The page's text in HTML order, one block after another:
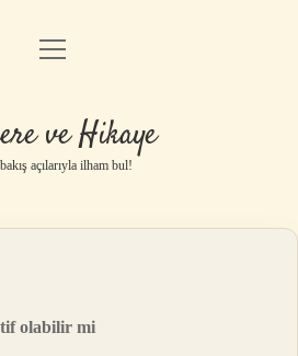
Anasayfa
Yasal Uyarı
menüyü
ve Hikaye
açılarıyla ilham bul!
olabilir mi